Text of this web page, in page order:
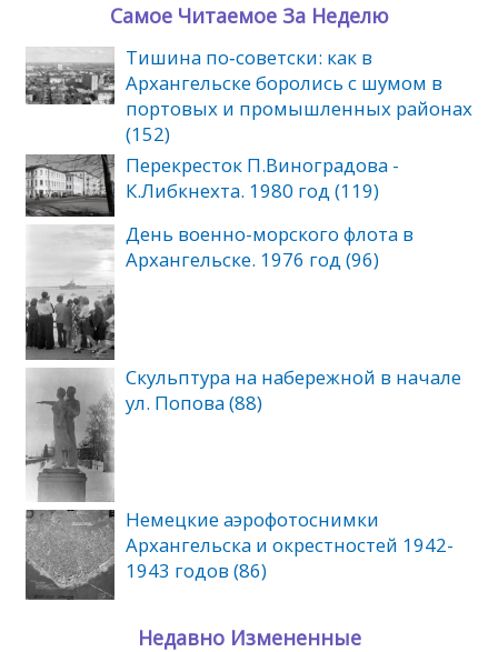
Самое Читаемое За Неделю
Тишина по‑советски: как в
Архангельске боролись с шумом в
портовых и промышленных районах
(152)
Перекресток П.Виноградова -
К.Либкнехта. 1980 год (119)
День военно-морского флота в
Архангельске. 1976 год (96)
Скульптура на набережной в начале
ул. Попова (88)
Немецкие аэрофотоснимки
Архангельска и окрестностей 1942-
1943 годов (86)
Недавно Измененные